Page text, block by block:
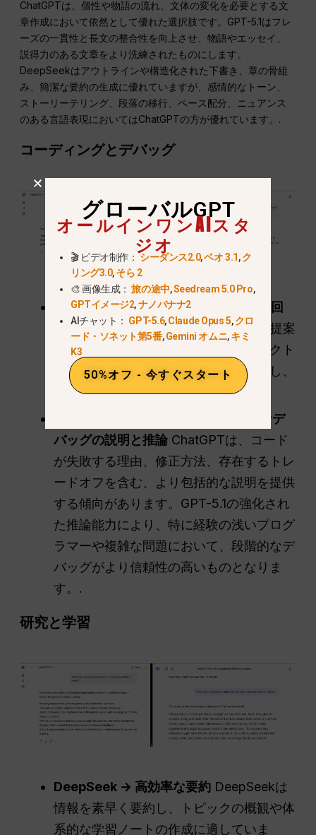
ChatGPTは、個性や物語の流れ、文体の変化を必要とする文
章作成において依然として優れた選択肢です。GPT-5.1はフレ
ーズの一貫性と長文の整合性を向上させ、物語やエッセイ、
説得力のある文章をより洗練されたものにします。
DeepSeekはアウトラインや構造化された下書き、章の骨組
み、簡潔な要約の生成に優れていますが、感情的なトーン、
ストーリーテリング、段落の移行、ペース配分、ニュアンス
のある言語表現においてはChatGPTの方が優れています。.
コーディングとデバッグ
DeepSeek → 簡潔スニペット
, 素早い回
答 DeepSeekは簡潔で的を射たコード提案
に優れています。多くの場合、コンパクト
で即座に使えるソリューションを提供し、
簡単に組み込めます。.
(GPT-5.1) → より明確なデ
バッグの説明と推論 ChatGPTは、コード
が失敗する理由、修正方法、存在するトレ
ードオフを含む、より包括的な説明を提供
する傾向があります。GPT-5.1の強化され
た推論能力により、特に経験の浅いプログ
ラマーや複雑な問題において、段階的なデ
バッグがより信頼性の高いものとなりま
す。.
研究と学習
DeepSeek → 高効率な要約 DeepSeekは
情報を素早く要約し、トピックの概観や体
系的な学習ノートの作成に適していま
グローバルGPT
オールインワンAIスタ
ジオ
🎬 ビデオ制作：シーダンス2.0,ベオ 3.1,ク
リング3.0,そら 2
🎨 画像生成：旅の途中,Seedream 5.0 Pro,
GPTイメージ2,ナノバナナ2
AIチャット： GPT-5.6,Claude Opus 5,クロ
ード・ソネット第5番,Gemini オムニ,キミ
K3
50%オフ - 今すぐスタート